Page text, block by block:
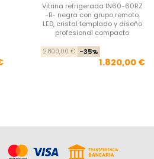
Precio base
Vitrina refrigerada IN60-60RZ
-B- negra con grupo remoto,
LED, cristal templado y diseño
profesional compacto
2.800,00 € -35%
1.820,00 €